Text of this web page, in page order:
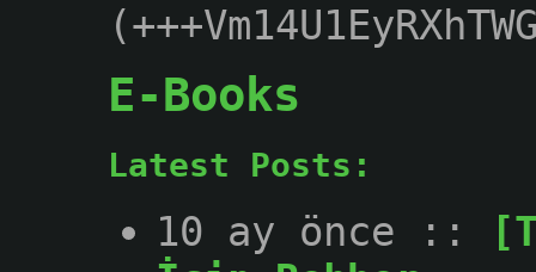
E-Books
Latest Posts:
10 ay önce ::